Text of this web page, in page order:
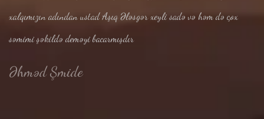
xalqımızın adından ustad Aşıq Ələsgər xeyli sadə və həm də çox
səmimi şəkildə deməyi bacarmışdır
Əhməd Şmide